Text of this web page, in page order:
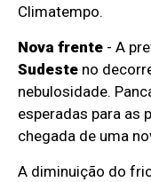
Climatempo.
Nova frente - A
Sudeste no
nebulosidade.
esperadas para as
chegada de uma
A diminuição do